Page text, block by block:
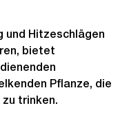
und Hitzeschlägen
bietet
Pflanze, die
trinken.